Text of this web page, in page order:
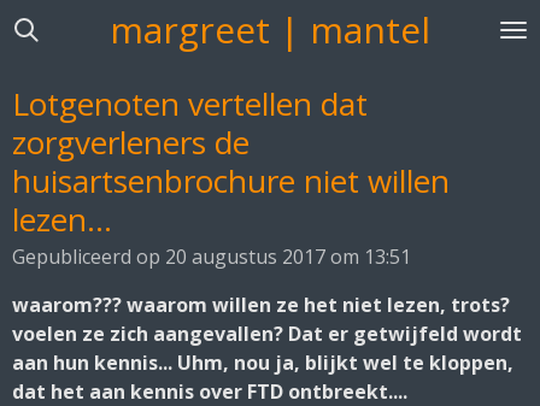
Ga
de
hoofdinhoud
margreet | mantel
Lotgenoten vertellen dat
zorgverleners de
huisartsenbrochure niet willen
lezen...
Gepubliceerd op 20 augustus 2017 om 13:51
waarom??? waarom willen ze het niet lezen, trots?
voelen ze zich aangevallen? Dat er getwijfeld wordt
aan hun kennis... Uhm, nou ja, blijkt wel te kloppen,
dat het aan kennis over FTD ontbreekt....